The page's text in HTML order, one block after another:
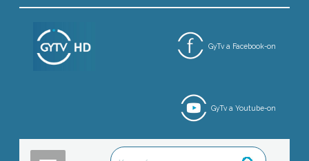
GyTv a Facebook-on
GyTv a Youtube-on